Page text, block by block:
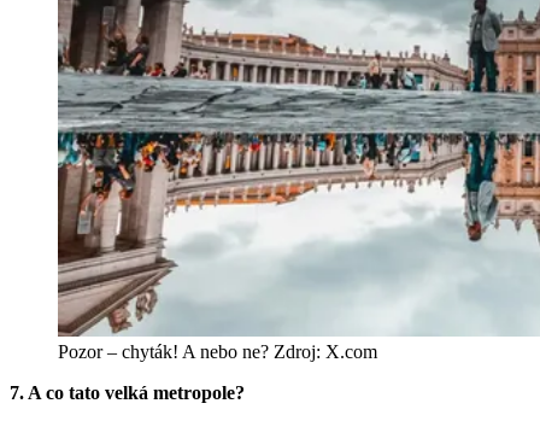
Pozor – chyták! A nebo ne? Zdroj: X.com
7. A co tato velká metropole?